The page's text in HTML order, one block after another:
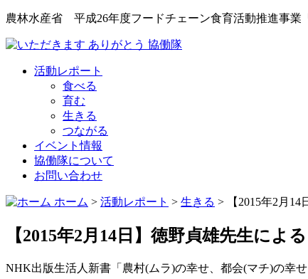
農林水産省 平成26年度フードチェーン食育活動推進事業
活動レポート
食べる
育む
生きる
つながる
イベント情報
協働隊について
お問い合わせ
ホーム > 活動レポート > 生きる > 【2015年2月
【2015年2月14日】徳野貞雄先生によ
NHK出版生活人新書「農村(ムラ)の幸せ、都会(マチ)の幸